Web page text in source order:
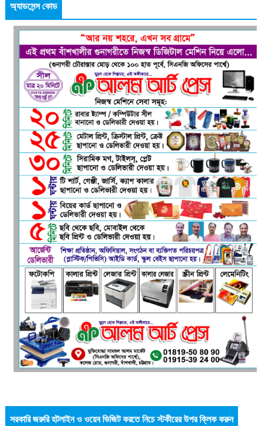
অ্যাডসেন্স কোড
সরকারি জরুরি হটলাইন ও ওয়েব ভিজিট করতে নিচে স্টকীরের উপর ক্লিক করুন